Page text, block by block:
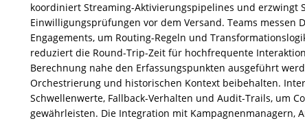
koordiniert Streaming-Aktivierungspipelines und erzwingt
Einwilligungsprüfungen vor dem Versand. Teams messen
Engagements, um Routing-Regeln und
reduziert die Round-Trip-Zeit für hochfrequente
Berechnung nahe den Erfassungspunkten ausgeführt
Orchestrierung und historischen Kontext beibehalten.
Schwellenwerte, Fallback-Verhalten und Audit-Trails, um
gewährleisten. Die Integration mit Kampagnenmanagern,